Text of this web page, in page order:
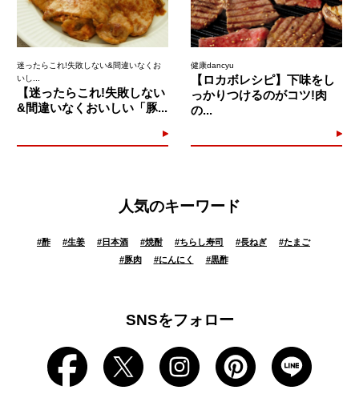
迷ったらこれ!失敗しない&間違いなくお
いし...
【迷ったらこれ!失敗しない
&間違いなくおいしい「豚...
健康dancyu
【ロカボレシピ】下味をし
っかりつけるのがコツ!肉
の...
人気のキーワード
#酢 #生姜 #日本酒 #焼酎 #ちらし寿司 #長ねぎ #たまご
#豚肉 #にんにく #黒酢
SNSをフォロー